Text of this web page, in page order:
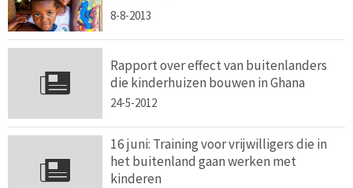
8-8-2013
Rapport over effect van buitenlanders
die kinderhuizen bouwen in Ghana
24-5-2012
16 juni: Training voor vrijwilligers die in
het buitenland gaan werken met
kinderen